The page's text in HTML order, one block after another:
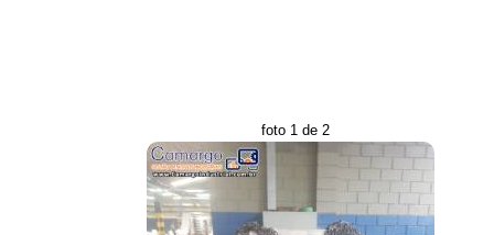
foto 1 de 2